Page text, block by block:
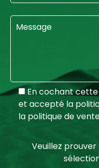
En cochant
et accepté la
la politique de vente
Veuillez